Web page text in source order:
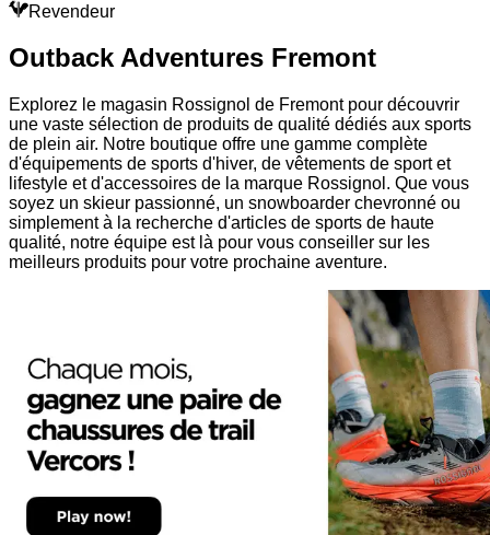
Revendeur
Outback Adventures Fremont
Explorez le magasin Rossignol de Fremont pour découvrir
une vaste sélection de produits de qualité dédiés aux sports
de plein air. Notre boutique offre une gamme complète
d'équipements de sports d'hiver, de vêtements de sport et
lifestyle et d'accessoires de la marque Rossignol. Que vous
soyez un skieur passionné, un snowboarder chevronné ou
simplement à la recherche d'articles de sports de haute
qualité, notre équipe est là pour vous conseiller sur les
meilleurs produits pour votre prochaine aventure.